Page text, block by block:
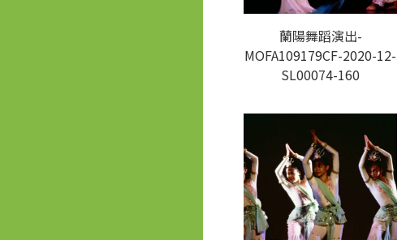
蘭陽舞蹈演出-
MOFA109179CF-2020-12-
SL00074-160